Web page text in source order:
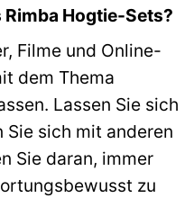
Hogtie-Sets?
Filme und Online-
dem Thema
Lassen Sie sich
sich mit anderen
Sie daran, immer
zu